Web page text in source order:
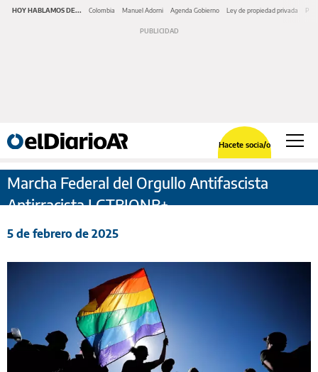
HOY HABLAMOS DE... Colombia Manuel Adorni Agenda Gobierno Ley de propiedad privada
Hacete socia/o
Marcha Federal del Orgullo Antifascista
Antirracista LGTBIQNB+
5 de febrero de 2025